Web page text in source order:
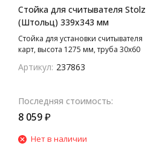
Стойка для считывателя Stolz
(Штольц) 339х343 мм
Стойка для установки считывателя
карт, высота 1275 мм, труба 30х60
мм, пластиковая площадка (с
Артикул: 237863
Последняя стоимость:
8 059₽
Нет в наличии